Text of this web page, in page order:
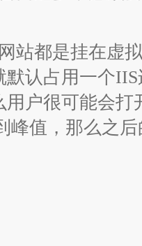
站都是挂在虚
认占用一个
户很可能会
峰值，那么之